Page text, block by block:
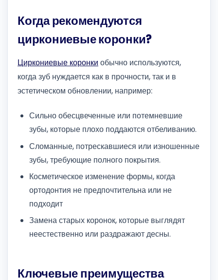
Когда рекомендуются
циркониевые коронки?
Циркониевые коронки обычно используются,
когда зуб нуждается как в прочности, так и в
эстетическом обновлении, например:
Сильно обесцвеченные или потемневшие
зубы, которые плохо поддаются отбеливанию.
Сломанные, потрескавшиеся или изношенные
зубы, требующие полного покрытия.
Косметическое изменение формы, когда
ортодонтия не предпочтительна или не
подходит
Замена старых коронок, которые выглядят
неестественно или раздражают десны.
Ключевые преимущества